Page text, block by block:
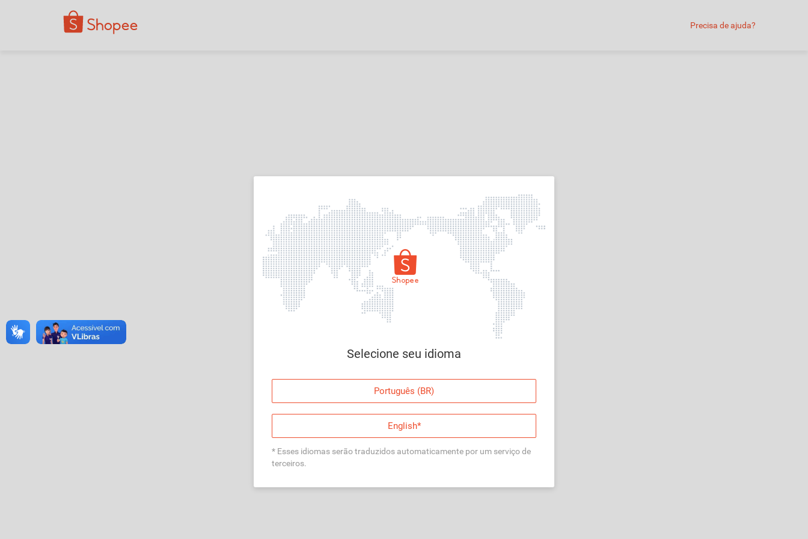
Precisa de ajuda?
Página indisponível
novamente, ou volte para a página inicial.
Entrar
Voltar à Página Inicial
Selecione seu idioma
Português (BR)
English*
* Esses idiomas serão traduzidos automaticamente por um serviço de
terceiros.